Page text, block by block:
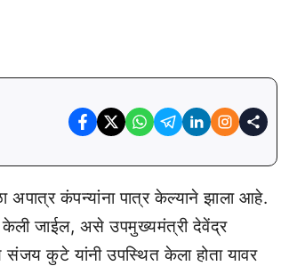
अपात्र कंपन्यांना पात्र केल्याने झाला आहे.
केली जाईल, असे उपमुख्यमंत्री देवेंद्र
कुटे यांनी उपस्थित केला होता यावर